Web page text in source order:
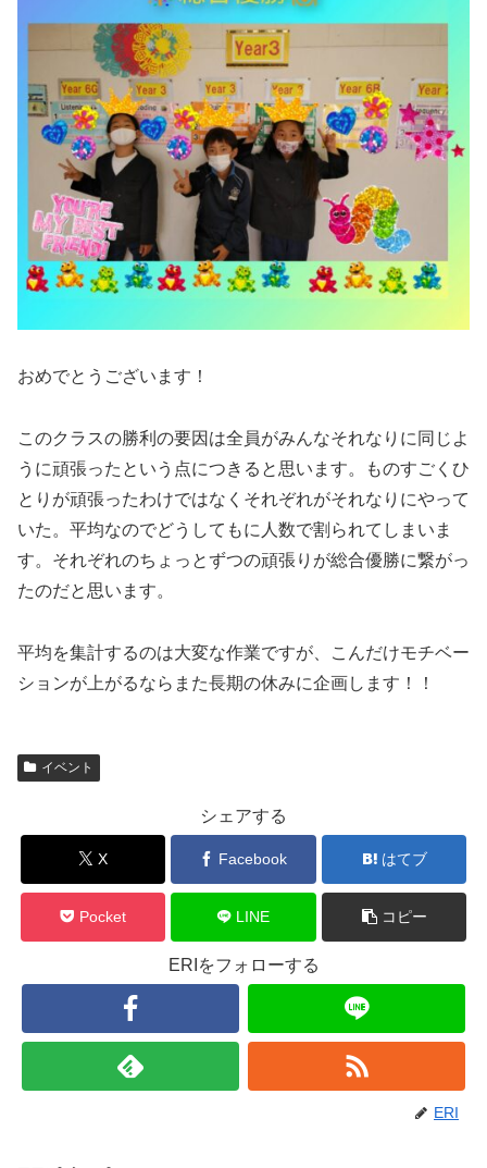
おめでとうございます！
このクラスの勝利の要因は全員がみんなそれなりに同じよ
うに頑張ったという点につきると思います。ものすごくひ
とりが頑張ったわけではなくそれぞれがそれなりにやって
いた。平均なのでどうしてもに人数で割られてしまいま
す。それぞれのちょっとずつの頑張りが総合優勝に繋がっ
たのだと思います。
平均を集計するのは大変な作業ですが、こんだけモチベー
ションが上がるならまた長期の休みに企画します！！
イベント
シェアする
X Facebook はてブ
Pocket LINE コピー
ERIをフォローする
ERI